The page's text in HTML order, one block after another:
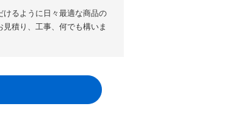
けるように日々最適な商品の
積り、工事、何でも構いま